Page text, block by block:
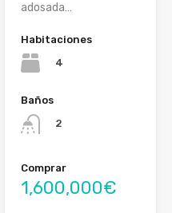
adosada…
Habitaciones
4
Baños
2
Comprar
1,600,000€